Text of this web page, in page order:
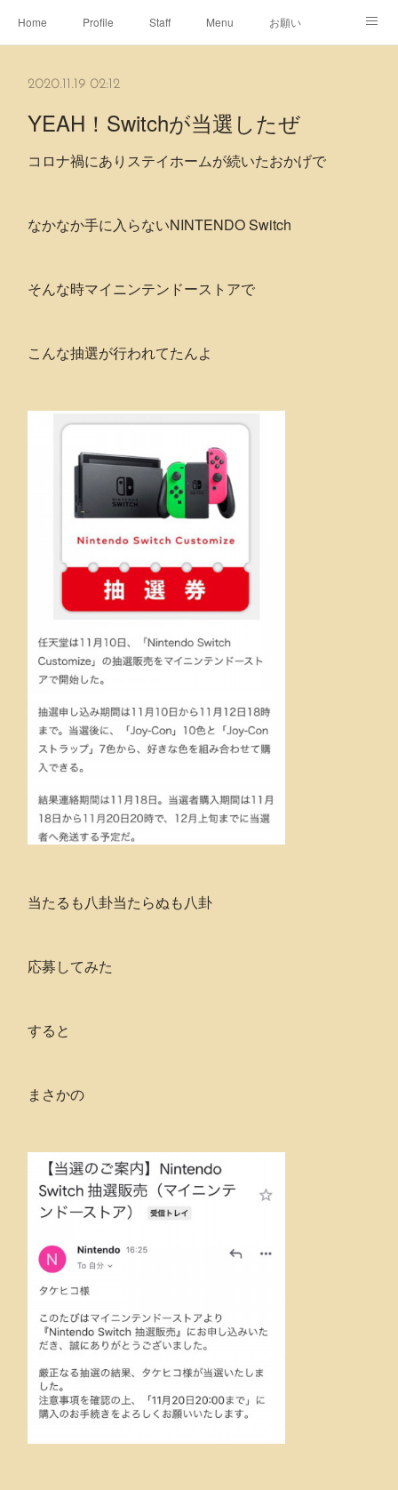
Home Profile Staff Menu お願い
2020.11.19 02:12
YEAH！Switchが当選したぜ
コロナ禍にありステイホームが続いたおかげで
なかなか手に入らないNINTENDO Switch
そんな時マイニンテンドーストアで
こんな抽選が行われてたんよ
当たるも八卦当たらぬも八卦
応募してみた
すると
まさかの